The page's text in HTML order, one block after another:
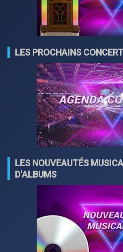
LES PROCHAINS
LES NOUVEAUTÉS
D'ALBUMS